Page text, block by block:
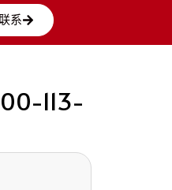
系
113-